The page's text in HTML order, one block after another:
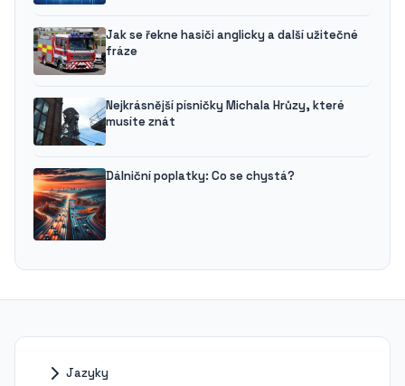
Jak se řekne hasiči anglicky a další užitečné
fráze
Nejkrásnější písničky Michala Hrůzy, které
musíte znát
Dálniční poplatky: Co se chystá?
Jazyky